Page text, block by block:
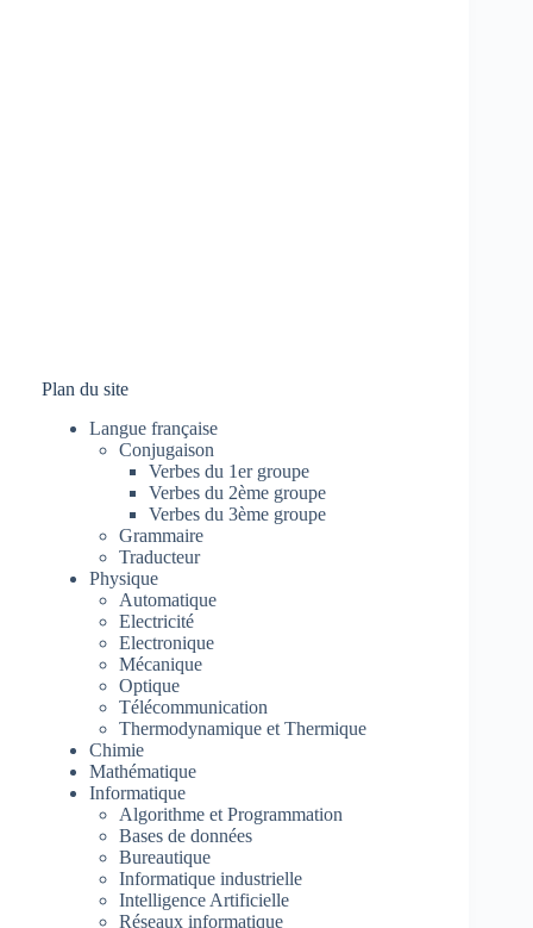
Plan du site
Langue française
Conjugaison
Verbes du 1er groupe
Verbes du 2ème groupe
Verbes du 3ème groupe
Grammaire
Traducteur
Physique
Automatique
Electricité
Electronique
Mécanique
Optique
Télécommunication
Thermodynamique et Thermique
Chimie
Mathématique
Informatique
Algorithme et Programmation
Bases de données
Bureautique
Informatique industrielle
Intelligence Artificielle
Réseaux informatique